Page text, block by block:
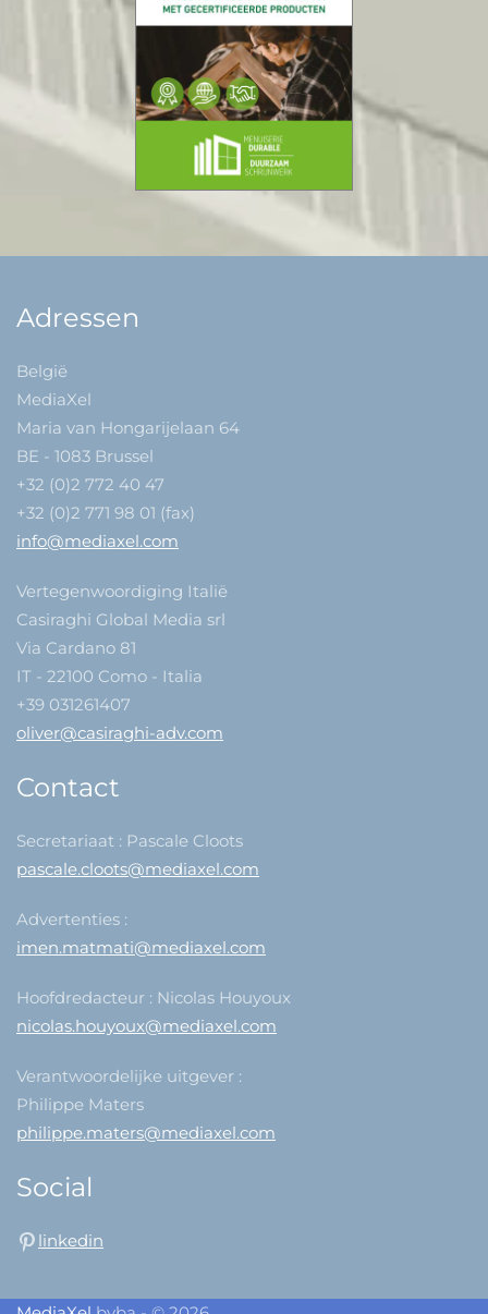
Adressen
België
MediaXel
Maria van Hongarijelaan 64
BE - 1083 Brussel
+32 (0)2 772 40 47
+32 (0)2 771 98 01 (fax)
info@mediaxel.com
Vertegenwoordiging Italië
Casiraghi Global Media srl
Via Cardano 81
IT - 22100 Como - Italia
+39 031261407
oliver@casiraghi-adv.com
Contact
Secretariaat : Pascale Cloots
pascale.cloots@mediaxel.com
Advertenties :
imen.matmati@mediaxel.com
Hoofdredacteur : Nicolas Houyoux
nicolas.houyoux@mediaxel.com
Verantwoordelijke uitgever :
Philippe Maters
philippe.maters@mediaxel.com
Social
linkedin